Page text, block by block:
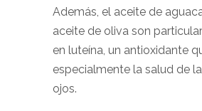
Además, el aceite de
aceite de oliva son
en luteína, un antioxidante
especialmente la salud de
ojos.